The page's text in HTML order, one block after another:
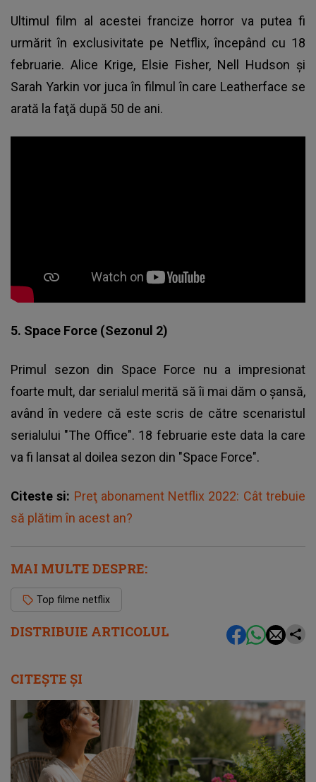
DISTRIBUIE ARTICOLUL
Ultimul film al acestei francize horror va putea fi
urmărit în exclusivitate pe Netflix, începând cu 18
februarie. Alice Krige, Elsie Fisher, Nell Hudson şi
Sarah Yarkin vor juca în filmul în care Leatherface se
arată la faţă după 50 de ani.
5. Space Force (Sezonul 2)
Primul sezon din Space Force nu a impresionat
foarte mult, dar serialul merită să îi mai dăm o şansă,
având în vedere că este scris de către scenaristul
serialului "The Office". 18 februarie este data la care
va fi lansat al doilea sezon din "Space Force".
Citeste si: Preţ abonament Netflix 2022: Cât trebuie
să plătim în acest an?
MAI MULTE DESPRE:
Top filme netflix
CITEȘTE ȘI